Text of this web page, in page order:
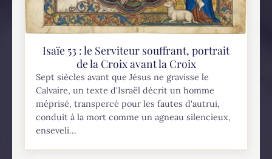
Isaïe 53 : le Serviteur souffrant, portrait
de la Croix avant la Croix
Sept siècles avant que Jésus ne gravisse le
Calvaire, un texte d'Israël décrit un homme
méprisé, transpercé pour les fautes d'autrui,
conduit à la mort comme un agneau silencieux,
enseveli...